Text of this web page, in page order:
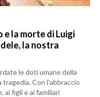
e la morte di Luigi
la nostra
le doti umane della
Con l'abbraccio
ai figli e ai familiari